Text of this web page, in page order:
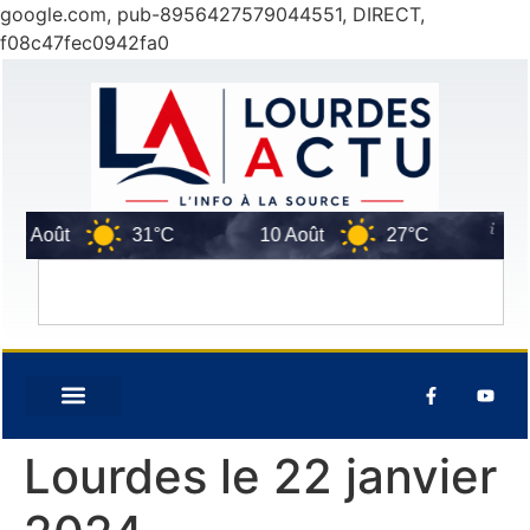
google.com, pub-8956427579044551, DIRECT,
f08c47fec0942fa0
9 Août 31°C 10 Août 27°C 11
Lourdes le 22 janvier